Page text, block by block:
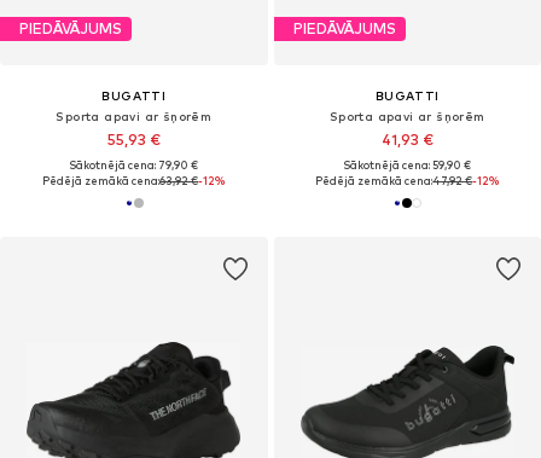
PIEDĀVĀJUMS
BUGATTI
Sporta apavi ar šņorēm
55,93 €
Sākotnējā cena: 79,90 €
Pēdējā zemākā cena:63,92 €-12%
PIEDĀVĀJUMS
BUGATTI
Sporta apavi ar šņorēm
41,93 €
Sākotnējā cena: 59,90 €
Pēdējā zemākā cena:47,92 €-12%